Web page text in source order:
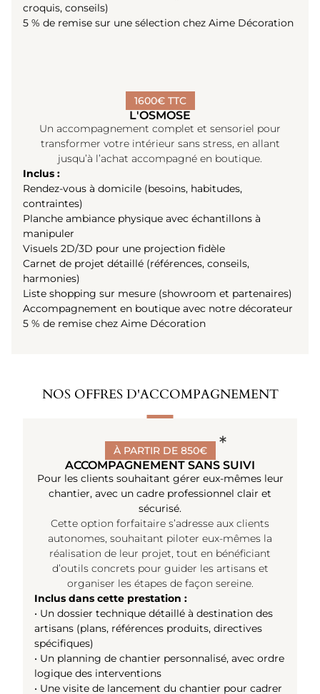
croquis, conseils)
5 % de remise sur une sélection chez Aime Décoration
1600€ TTC
L'OSMOSE
Un accompagnement complet et sensoriel pour
transformer votre intérieur sans stress, en allant
jusqu’à l’achat accompagné en boutique.
Inclus :
Rendez-vous à domicile (besoins, habitudes,
contraintes)
Planche ambiance physique avec échantillons à
manipuler
Visuels 2D/3D pour une projection fidèle
Carnet de projet détaillé (références, conseils,
harmonies)
Liste shopping sur mesure (showroom et partenaires)
Accompagnement en boutique avec notre décorateur
5 % de remise chez Aime Décoration
NOS OFFRES D'ACCOMPAGNEMENT
À PARTIR DE 850€
ACCOMPAGNEMENT SANS SUIVI
Pour les clients souhaitant gérer eux-mêmes leur
chantier, avec un cadre professionnel clair et
sécurisé.
Cette option forfaitaire s’adresse aux clients
autonomes, souhaitant piloter eux-mêmes la
réalisation de leur projet, tout en bénéficiant
d’outils concrets pour guider les artisans et
organiser les étapes de façon sereine.
Inclus dans cette prestation :
• Un dossier technique détaillé à destination des
artisans (plans, références produits, directives
spécifiques)
• Un planning de chantier personnalisé, avec ordre
logique des interventions
• Une visite de lancement du chantier pour cadrer